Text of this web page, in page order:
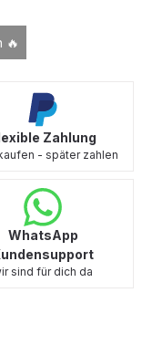
🔥
Zahlung
- später zahlen
WhatsApp
sind für dich da